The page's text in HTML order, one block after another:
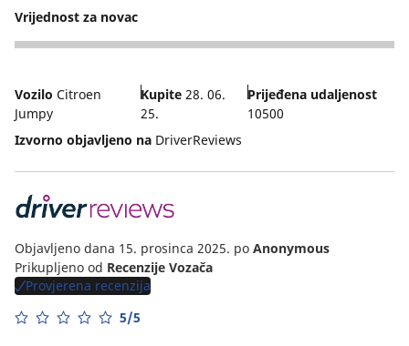
Vrijednost za novac
5
Vozilo Citroen
Jumpy
Kupite28. 06.
25.
Prijeđena udaljenost
10500
Izvorno objavljeno na DriverReviews
Objavljeno dana 15. prosinca 2025. po Anonymous
Prikupljeno od Recenzije Vozača
Provjerena recenzija
5/5